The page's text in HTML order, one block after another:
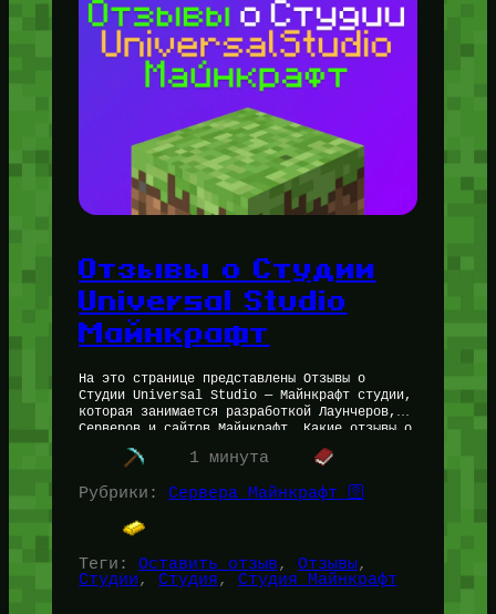
Отзывы о Студии
Universal Studio
Майнкрафт
На это странице представлены Отзывы о
Студии Universal Studio — Майнкрафт студии,
которая занимается разработкой Лаунчеров,
Серверов и сайтов Майнкрафт. Какие отзывы о
Майнкрафт студии Universal Studio Если
брать средние…1 минута
Рубрики: Сервера Майнкрафт 🛜
Теги: Оставить отзыв, Отзывы
Студии, Студия, Студия Майнкрафт